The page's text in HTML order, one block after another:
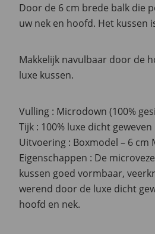
Door de 6 cm brede balk die
uw nek en hoofd. Het kussen
Makkelijk navulbaar door de
luxe kussen.
Vulling : Microdown (100%
Tijk : 100% luxe dicht
Uitvoering : Boxmodel – 6 cm
Eigenschappen : De
kussen goed vormbaar,
werend door de luxe dicht
hoofd en nek.